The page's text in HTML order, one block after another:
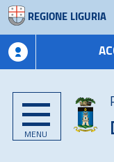
REGIONE LIGURIA
MENU